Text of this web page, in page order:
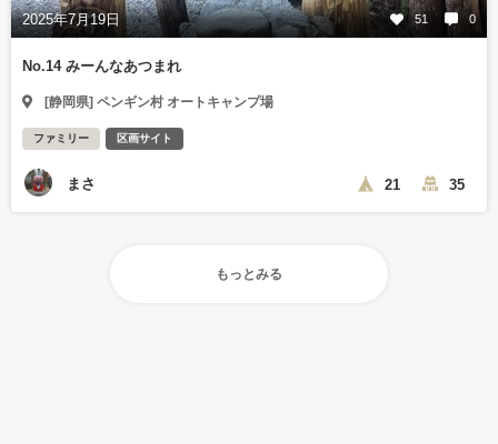
2025年7月19日 51 0
No.14 みーんなあつまれ
[静岡県] ペンギン村 オートキャンプ場
ファミリー 区画サイト
まさ 21 35
もっとみる